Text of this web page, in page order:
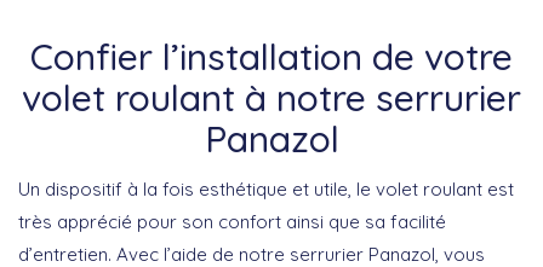
Confier l’installation de votre
volet roulant à notre serrurier
Panazol
Un dispositif à la fois esthétique et utile, le volet roulant est
très apprécié pour son confort ainsi que sa facilité
d’entretien. Avec l’aide de notre serrurier Panazol, vous